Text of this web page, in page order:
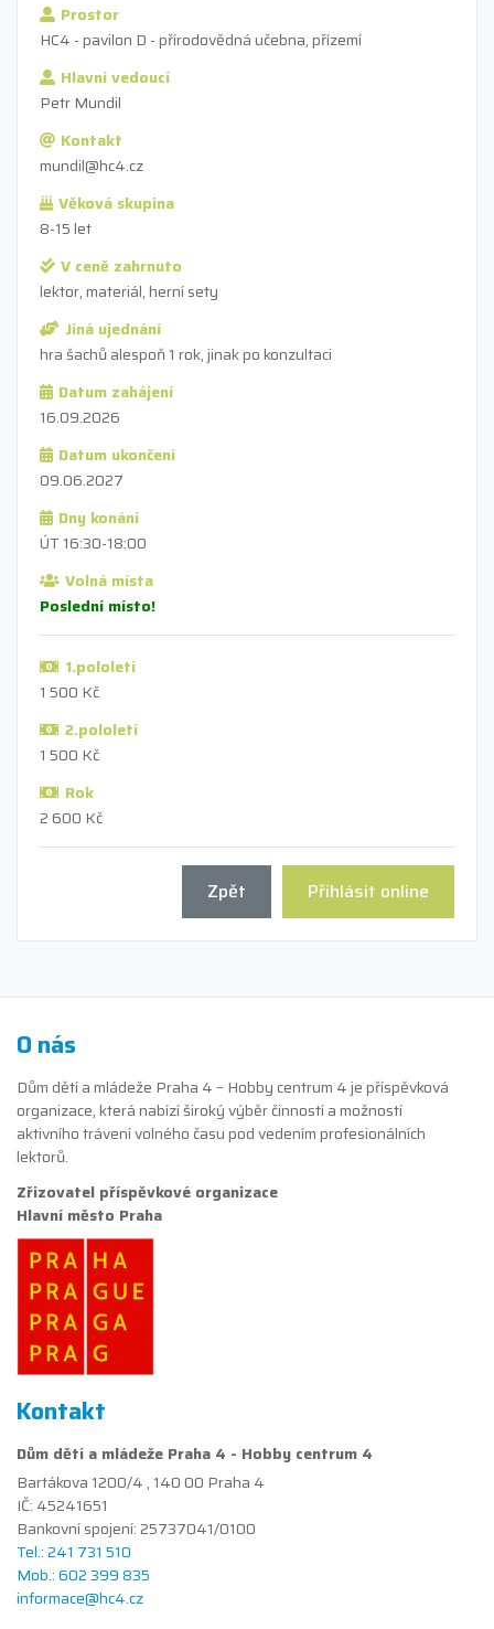
Prostor
HC4 - pavilon D - přírodovědná učebna, přízemí
Hlavní vedoucí
Petr Mundil
Kontakt
mundil@hc4.cz
Věková skupina
8-15 let
V ceně zahrnuto
lektor, materiál, herní sety
Jiná ujednání
hra šachů alespoň 1 rok, jinak po konzultaci
Datum zahájení
16.09.2026
Datum ukončení
09.06.2027
Dny konání
ÚT 16:30-18:00
Volná místa
Poslední místo!
1.pololetí
1 500 Kč
2.pololetí
1 500 Kč
Rok
2 600 Kč
Přihlásit online
Zpět
O nás
Dům dětí a mládeže Praha 4 – Hobby centrum 4 je příspěvková
organizace, která nabízí široký výběr činností a možností
aktivního trávení volného času pod vedením profesionálních
lektorů.
Zřizovatel příspěvkové organizace
Hlavní město Praha
Kontakt
Dům dětí a mládeže Praha 4 - Hobby centrum 4
Bartákova 1200/4 , 140 00 Praha 4
IČ: 45241651
Bankovní spojení: 25737041/0100
Tel.: 241 731 510
Mob.: 602 399 835
informace@hc4.cz